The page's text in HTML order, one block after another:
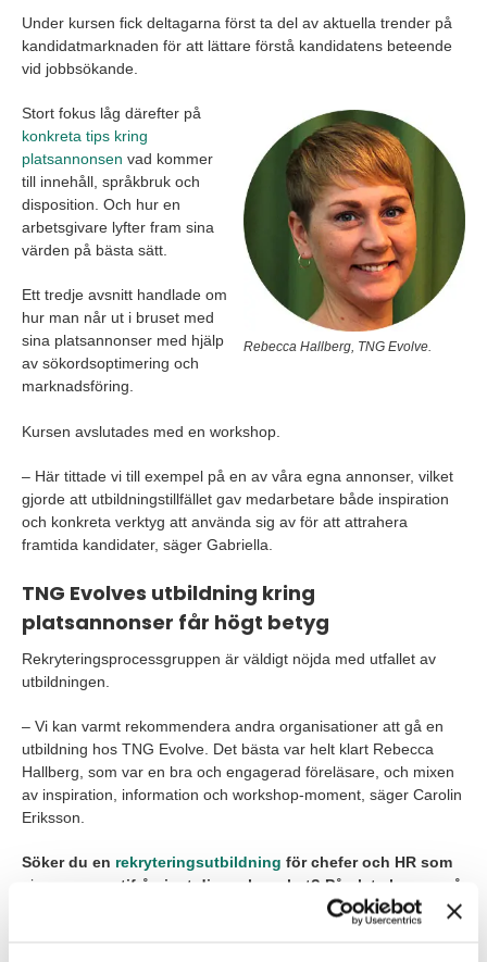
Under kursen fick deltagarna först ta del av aktuella trender på
kandidatmarknaden för att lättare förstå kandidatens beteende
vid jobbsökande.
Rebecca Hallberg, TNG Evolve.
Stort fokus låg därefter på
konkreta tips kring
platsannonsen vad kommer
till innehåll, språkbruk och
disposition. Och hur en
arbetsgivare lyfter fram sina
värden på bästa sätt.
Ett tredje avsnitt handlade om
hur man når ut i bruset med
sina platsannonser med hjälp
av sökordsoptimering och
marknadsföring.
Kursen avslutades med en workshop.
– Här tittade vi till exempel på en av våra egna annonser, vilket
gjorde att utbildningstillfället gav medarbetare både inspiration
och konkreta verktyg att använda sig av för att attrahera
framtida kandidater, säger Gabriella.
TNG Evolves utbildning kring
platsannonser får högt betyg
Rekryteringsprocessgruppen är väldigt nöjda med utfallet av
utbildningen.
– Vi kan varmt rekommendera andra organisationer att gå en
utbildning hos TNG Evolve. Det bästa var helt klart Rebecca
Hallberg, som var en bra och engagerad föreläsare, och mixen
av inspiration, information och workshop-moment, säger Carolin
Eriksson.
Söker du en rekryteringsutbildning för chefer och HR som
i
anpassar utifrån just din verksamhet? På plats hos er, på
i Stockholm, Göteborg, Malmö eller Örebro? Med våra